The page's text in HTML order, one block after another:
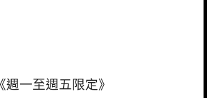
《週一至週五限定》